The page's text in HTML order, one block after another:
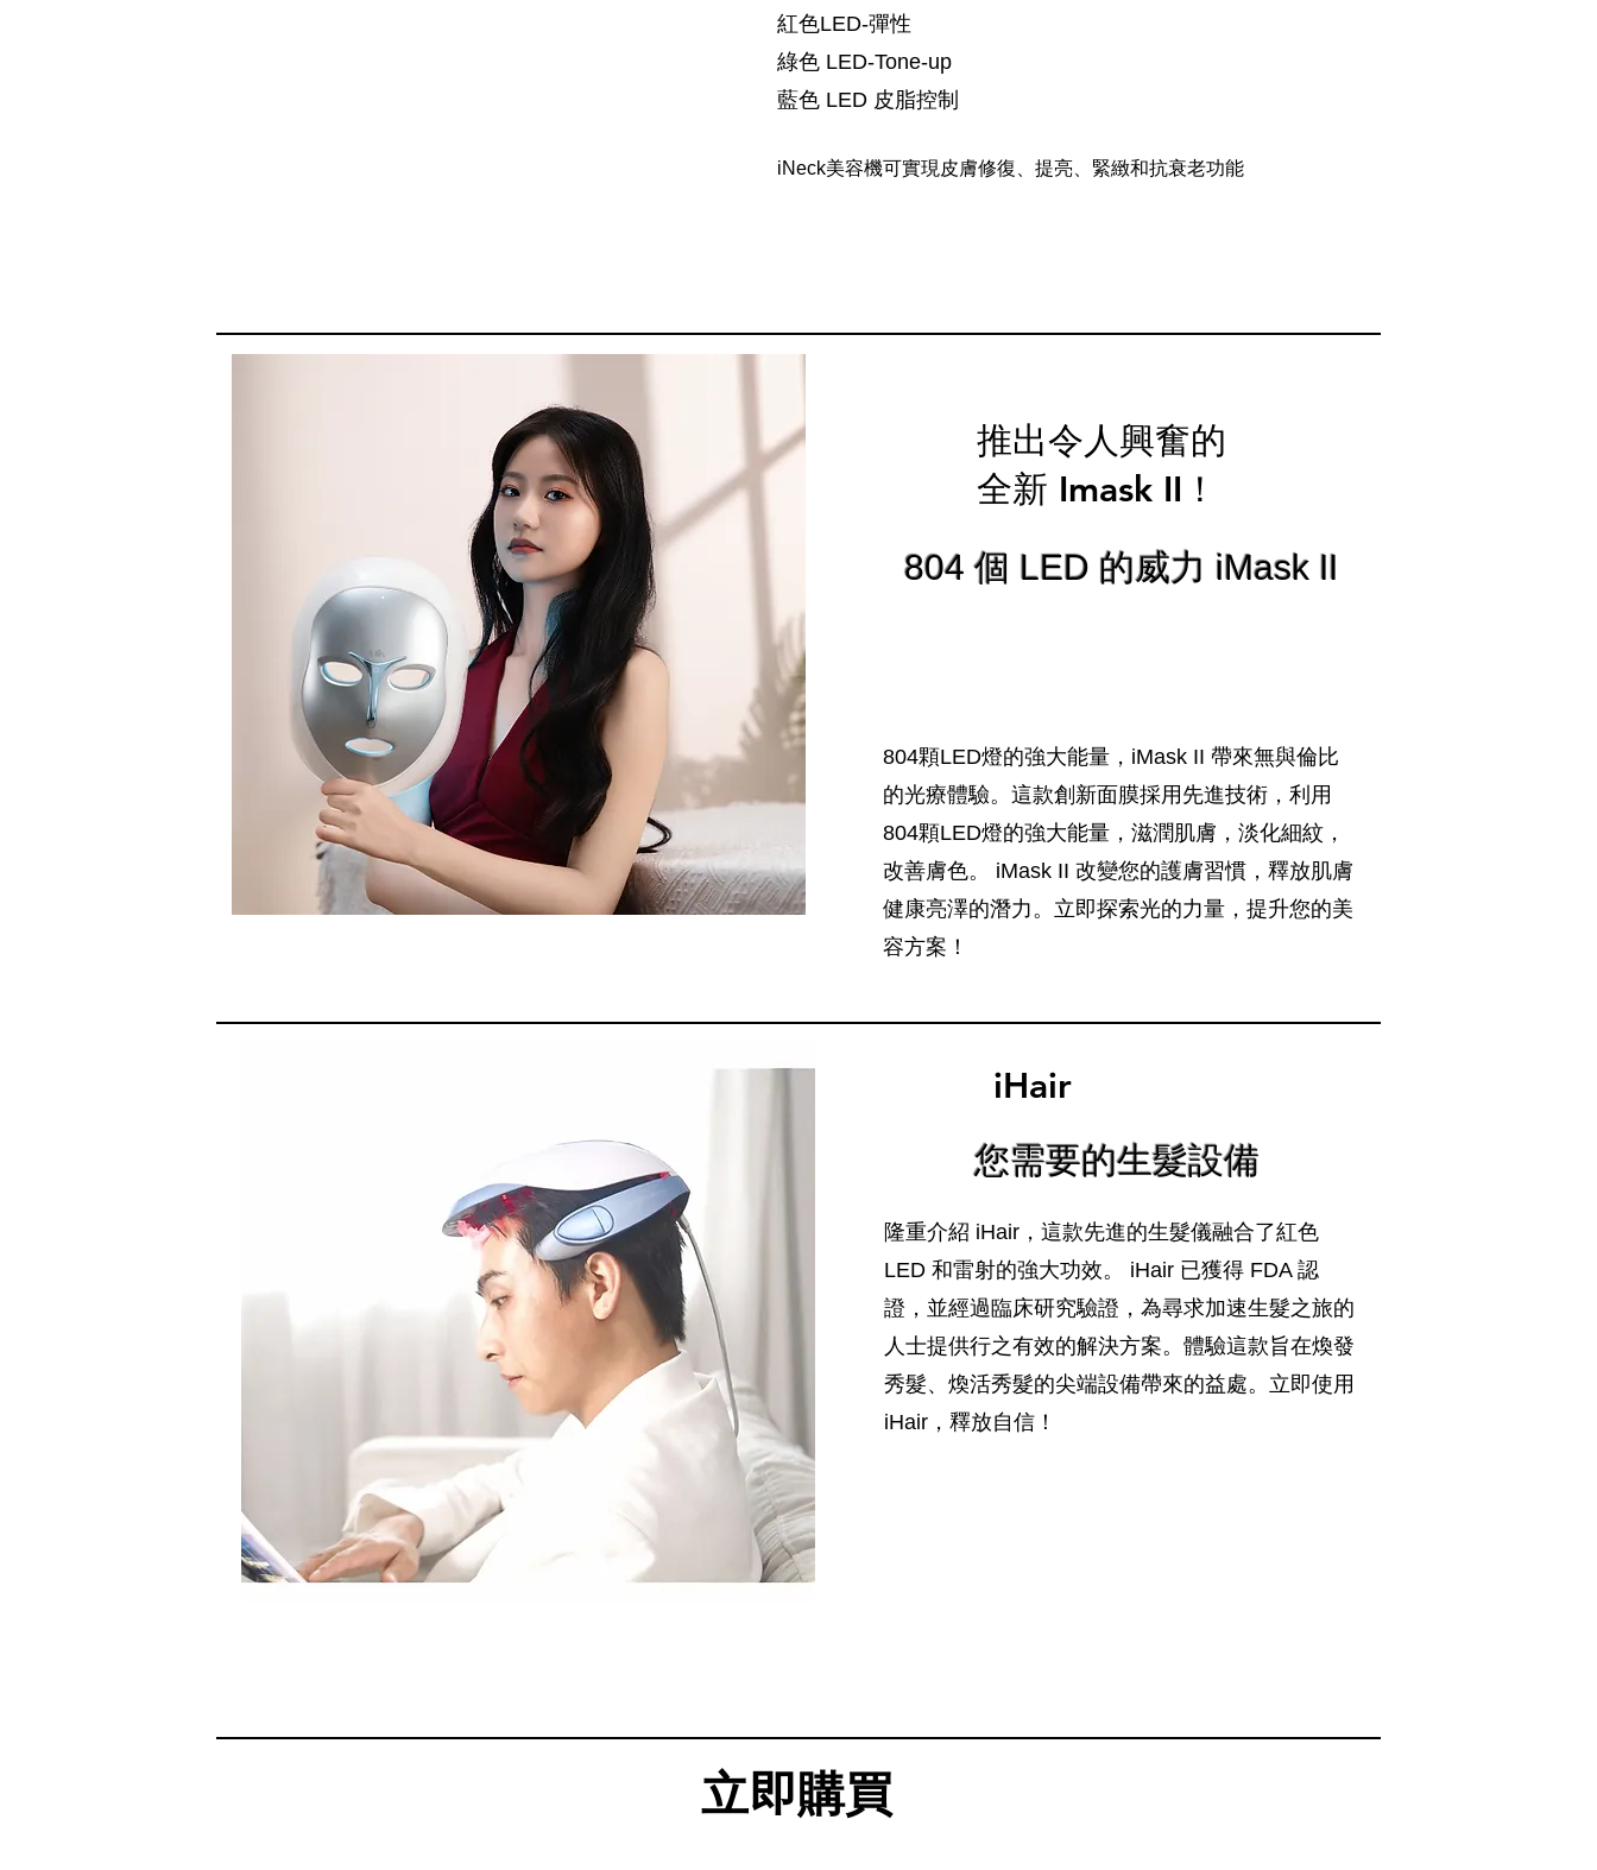
紅色LED-彈性
綠色 LED-Tone-up
藍色 LED 皮脂控制
iNeck美容機可實現皮膚修復、提亮、緊緻和抗衰老功能
推出令人興奮的
全新 Imask II！
804 個 LED 的威力 iMask II
804顆LED燈的強大能量，iMask II 帶來無與倫比
的光療體驗。這款創新面膜採用先進技術，利用
804顆LED燈的強大能量，滋潤肌膚，淡化細紋，
改善膚色。 iMask II 改變您的護膚習慣，釋放肌膚
健康亮澤的潛力。立即探索光的力量，提升您的美
容方案！
iHair
您需要的生髮設備
隆重介紹 iHair，這款先進的生髮儀融合了紅色
LED 和雷射的強大功效。 iHair 已獲得 FDA 認
證，並經過臨床研究驗證，為尋求加速生髮之旅的
人士提供行之有效的解決方案。體驗這款旨在煥發
秀髮、煥活秀髮的尖端設備帶來的益處。立即使用
iHair，釋放自信！
立即購買